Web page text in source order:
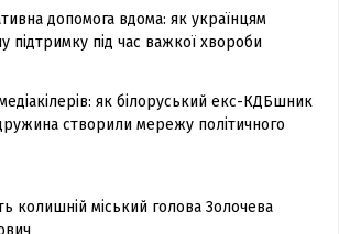
допомога вдома: як українцям
підтримку під час важкої хвороби
як білоруський екс-КДБшник
створили мережу політичного
колишній міський голова Золочева